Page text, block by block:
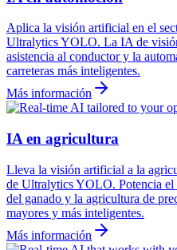
Aplica la visión artificial en el
Ultralytics YOLO. La IA de
asistencia al conductor y la
carreteras más inteligentes.
Más información
IA en agricultura
Lleva la visión artificial a la
de Ultralytics YOLO. Potencia
del ganado y la agricultura de
mayores y más inteligentes.
Más información